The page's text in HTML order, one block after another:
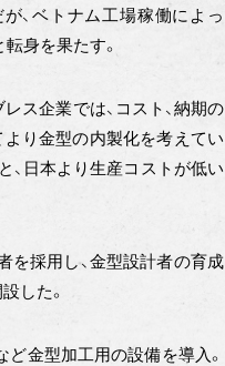
、ベトナム工場稼働によっ
転身を果たす。
ス企業では、コスト、納期の
より金型の内製化を考えてい
、日本より生産コストが低い
採用し、金型設計者の育成
した。
金型加工用の設備を導入。